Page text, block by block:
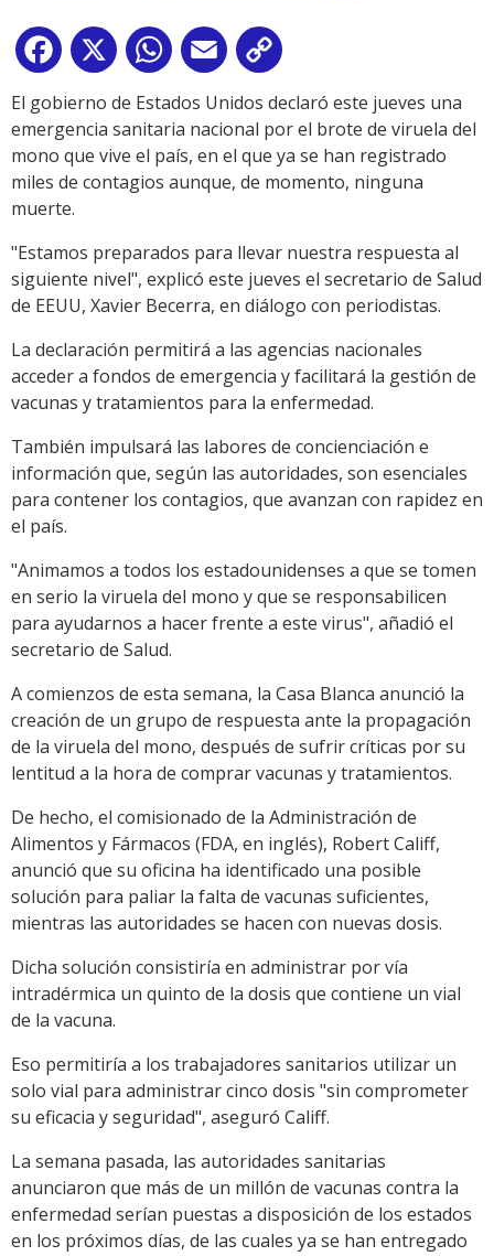
Facebook
X WhatsApp
Email
Link
El gobierno de Estados Unidos declaró este jueves una
emergencia sanitaria nacional por el brote de viruela del
mono que vive el país, en el que ya se han registrado
miles de contagios aunque, de momento, ninguna
muerte.
"Estamos preparados para llevar nuestra respuesta al
siguiente nivel", explicó este jueves el secretario de Salud
de EEUU, Xavier Becerra, en diálogo con periodistas.
La declaración permitirá a las agencias nacionales
acceder a fondos de emergencia y facilitará la gestión de
vacunas y tratamientos para la enfermedad.
También impulsará las labores de concienciación e
información que, según las autoridades, son esenciales
para contener los contagios, que avanzan con rapidez en
el país.
"Animamos a todos los estadounidenses a que se tomen
en serio la viruela del mono y que se responsabilicen
para ayudarnos a hacer frente a este virus", añadió el
secretario de Salud.
A comienzos de esta semana, la Casa Blanca anunció la
creación de un grupo de respuesta ante la propagación
de la viruela del mono, después de sufrir críticas por su
lentitud a la hora de comprar vacunas y tratamientos.
De hecho, el comisionado de la Administración de
Alimentos y Fármacos (FDA, en inglés), Robert Califf,
anunció que su oficina ha identificado una posible
solución para paliar la falta de vacunas suficientes,
mientras las autoridades se hacen con nuevas dosis.
Dicha solución consistiría en administrar por vía
intradérmica un quinto de la dosis que contiene un vial
de la vacuna.
Eso permitiría a los trabajadores sanitarios utilizar un
solo vial para administrar cinco dosis "sin comprometer
su eficacia y seguridad", aseguró Califf.
La semana pasada, las autoridades sanitarias
anunciaron que más de un millón de vacunas contra la
enfermedad serían puestas a disposición de los estados
en los próximos días, de las cuales ya se han entregado